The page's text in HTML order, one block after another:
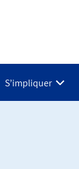
S’impliquer